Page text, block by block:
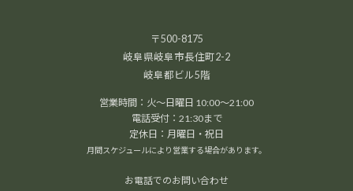
〒500-8175
岐阜県岐阜市長住町2-2
岐阜都ビル5階
営業時間：火～日曜日 10:00～21:00
電話受付：21:30まで
定休日：月曜日・祝日
月間スケジュールにより営業する場合があります。
お電話でのお問い合わせ
本日開催！オンライン無料講座 3ボディ＆7チャク
ラ 特別トレーニング
オンライン無料講座 3ボディ＆7チャクラ 特別トレーニング 本日